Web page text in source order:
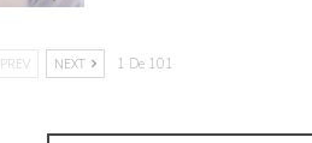
PREV NEXT 1 De 101